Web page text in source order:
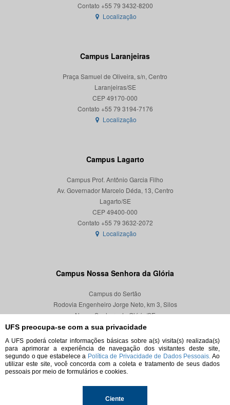
UFS preocupa-se com a sua privacidade
A UFS poderá coletar informações básicas sobre a(s) visita(s) realizada(s)
para aprimorar a experiência de navegação dos visitantes deste site,
segundo o que estabelece a Política de Privacidade de Dados Pessoais. Ao
utilizar este site, você concorda com a coleta e tratamento de seus dados
pessoais por meio de formulários e cookies.
Ciente
Localização
Campus Laranjeiras
Praça Samuel de Oliveira, s/n, Centro
Laranjeiras/SE
CEP 49170-000
Localização
Campus Lagarto
Campus Prof. Antônio Garcia Filho
Av. Governador Marcelo Déda, 13, Centro
Lagarto/SE
CEP 49400-000
Localização
Campus Nossa Senhora da Glória
Campus do Sertão
Rodovia Engenheiro Jorge Neto, km 3, Silos
Nossa Senhora da Glória/SE
CEP 49680-000
Localização
© 2026. Todos os direitos reservados.